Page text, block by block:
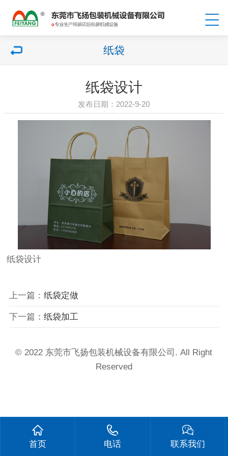
纸袋
纸袋设计
发布日期：2022-9-20
纸袋设计
上一篇： 纸袋定做
下一篇： 纸袋加工
© 2022 东莞市飞扬包装机械设备有限公司. All Right
Reserved
首页 电话 联系我们